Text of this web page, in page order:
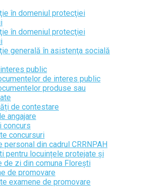
în domeniul protecţiei
în domeniul protecţiei
generală în asistenţa socială
public
de interes public
produse sau
de contestare
angajare
concurs
concursuri
personal din cadrul CRRNPAH
pentru locuințele protejate și
de zi din comuna Florești
de promovare
examene de promovare